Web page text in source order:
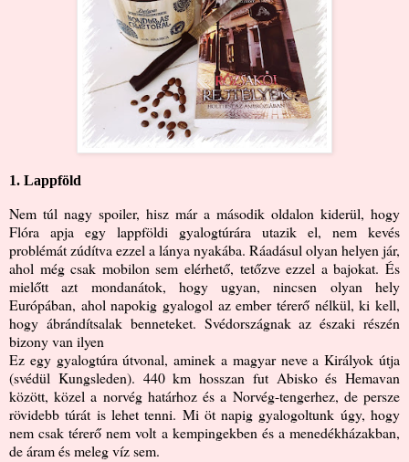
1. Lappföld
Nem túl nagy spoiler, hisz már a második oldalon kiderül, hogy
Flóra apja egy lappföldi gyalogtúrára utazik el, nem kevés
problémát zúdítva ezzel a lánya nyakába. Ráadásul olyan helyen jár,
ahol még csak mobilon sem elérhető, tetőzve ezzel a bajokat. És
mielőtt azt mondanátok, hogy ugyan, nincsen olyan hely
Európában, ahol napokig gyalogol az ember térerő nélkül, ki kell,
hogy ábrándítsalak benneteket. Svédországnak az északi részén
bizony van ilyen
Ez egy gyalogtúra útvonal, aminek a magyar neve a Királyok útja
(svédül Kungsleden). 440 km hosszan fut Abisko és Hemavan
között, közel a norvég határhoz és a Norvég-tengerhez, de persze
rövidebb túrát is lehet tenni. Mi öt napig gyalogoltunk úgy, hogy
nem csak térerő nem volt a kempingekben és a menedékházakban,
de áram és meleg víz sem.